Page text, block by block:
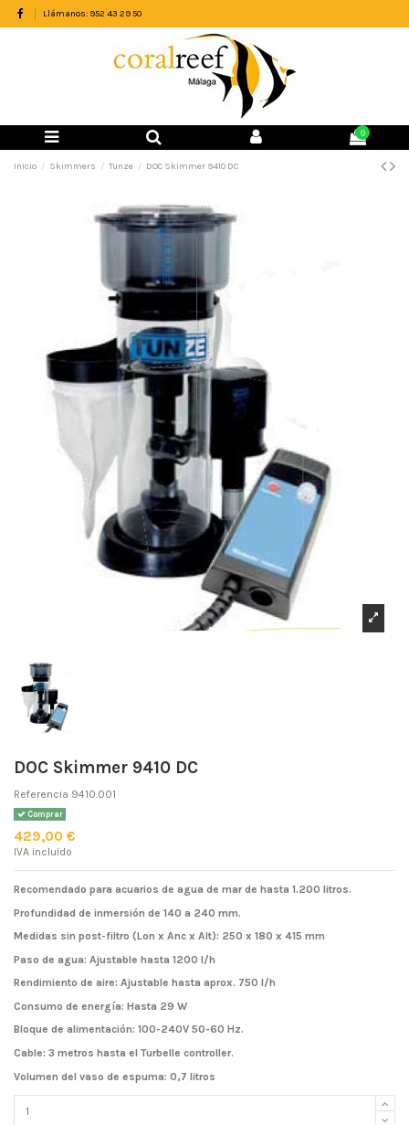
Llámanos: 952 43 29 50
0
Inicio Skimmers Tunze DOC Skimmer 9410 DC
DOC Skimmer 9410 DC
Referencia 9410.001
Comprar
429,00 €
IVA incluido
Recomendado para acuarios de agua de mar de hasta 1.200 litros.
Profundidad de inmersión de 140 a 240 mm.
Medidas sin post-filtro (Lon x Anc x Alt): 250 x 180 x 415 mm
Paso de agua: Ajustable hasta 1200 l/h
Rendimiento de aire: Ajustable hasta aprox. 750 l/h
Consumo de energía: Hasta 29 W
Bloque de alimentación: 100-240V 50-60 Hz.
Cable: 3 metros hasta el Turbelle controller.
Volumen del vaso de espuma: 0,7 litros